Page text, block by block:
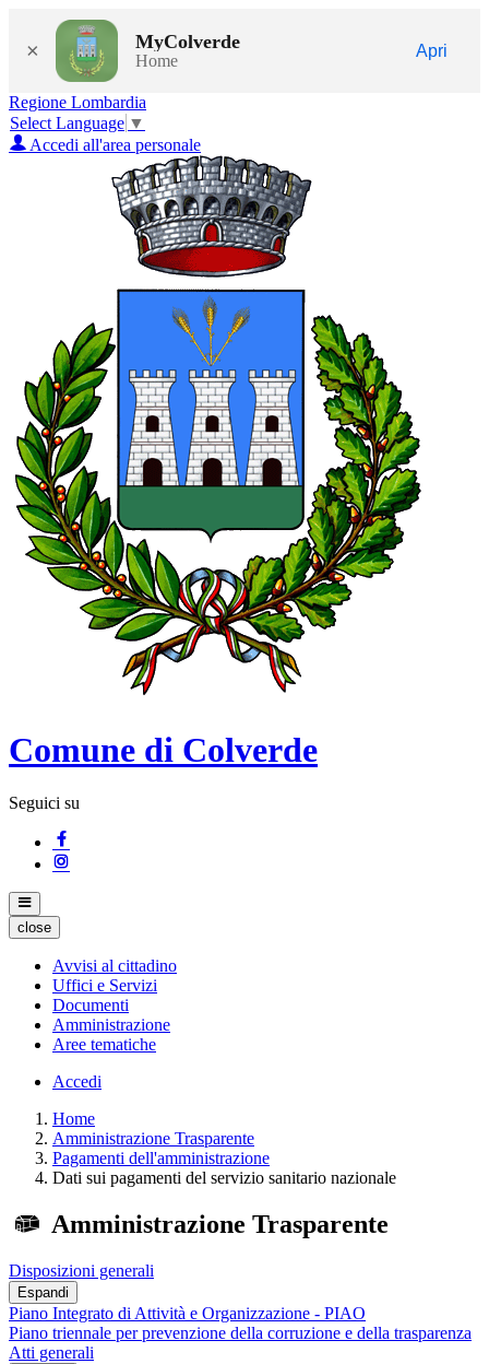
× MyColverde
Home
Apri
Regione Lombardia
Select Language ▼
Accedi all'area personale
Comune di Colverde
Seguici su
close
Avvisi al cittadino
Uffici e Servizi
Documenti
Amministrazione
Aree tematiche
Accedi
Home
Amministrazione Trasparente
Pagamenti dell'amministrazione
Dati sui pagamenti del servizio sanitario nazionale
Amministrazione Trasparente
Disposizioni generali
Espandi
Piano Integrato di Attività e Organizzazione - PIAO
Piano triennale per prevenzione della corruzione e della trasparenza
Atti generali